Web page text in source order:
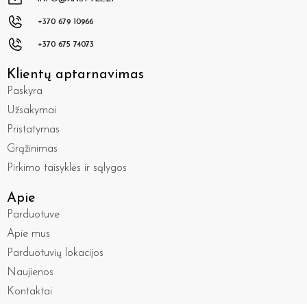
+370 679 10966
+370 675 74073
Klientų aptarnavimas
Paskyra
Užsakymai
Pristatymas
Grąžinimas
Pirkimo taisyklės ir sąlygos
Apie
Parduotuve
Apie mus
Parduotuvių lokacijos
Naujienos
Kontaktai